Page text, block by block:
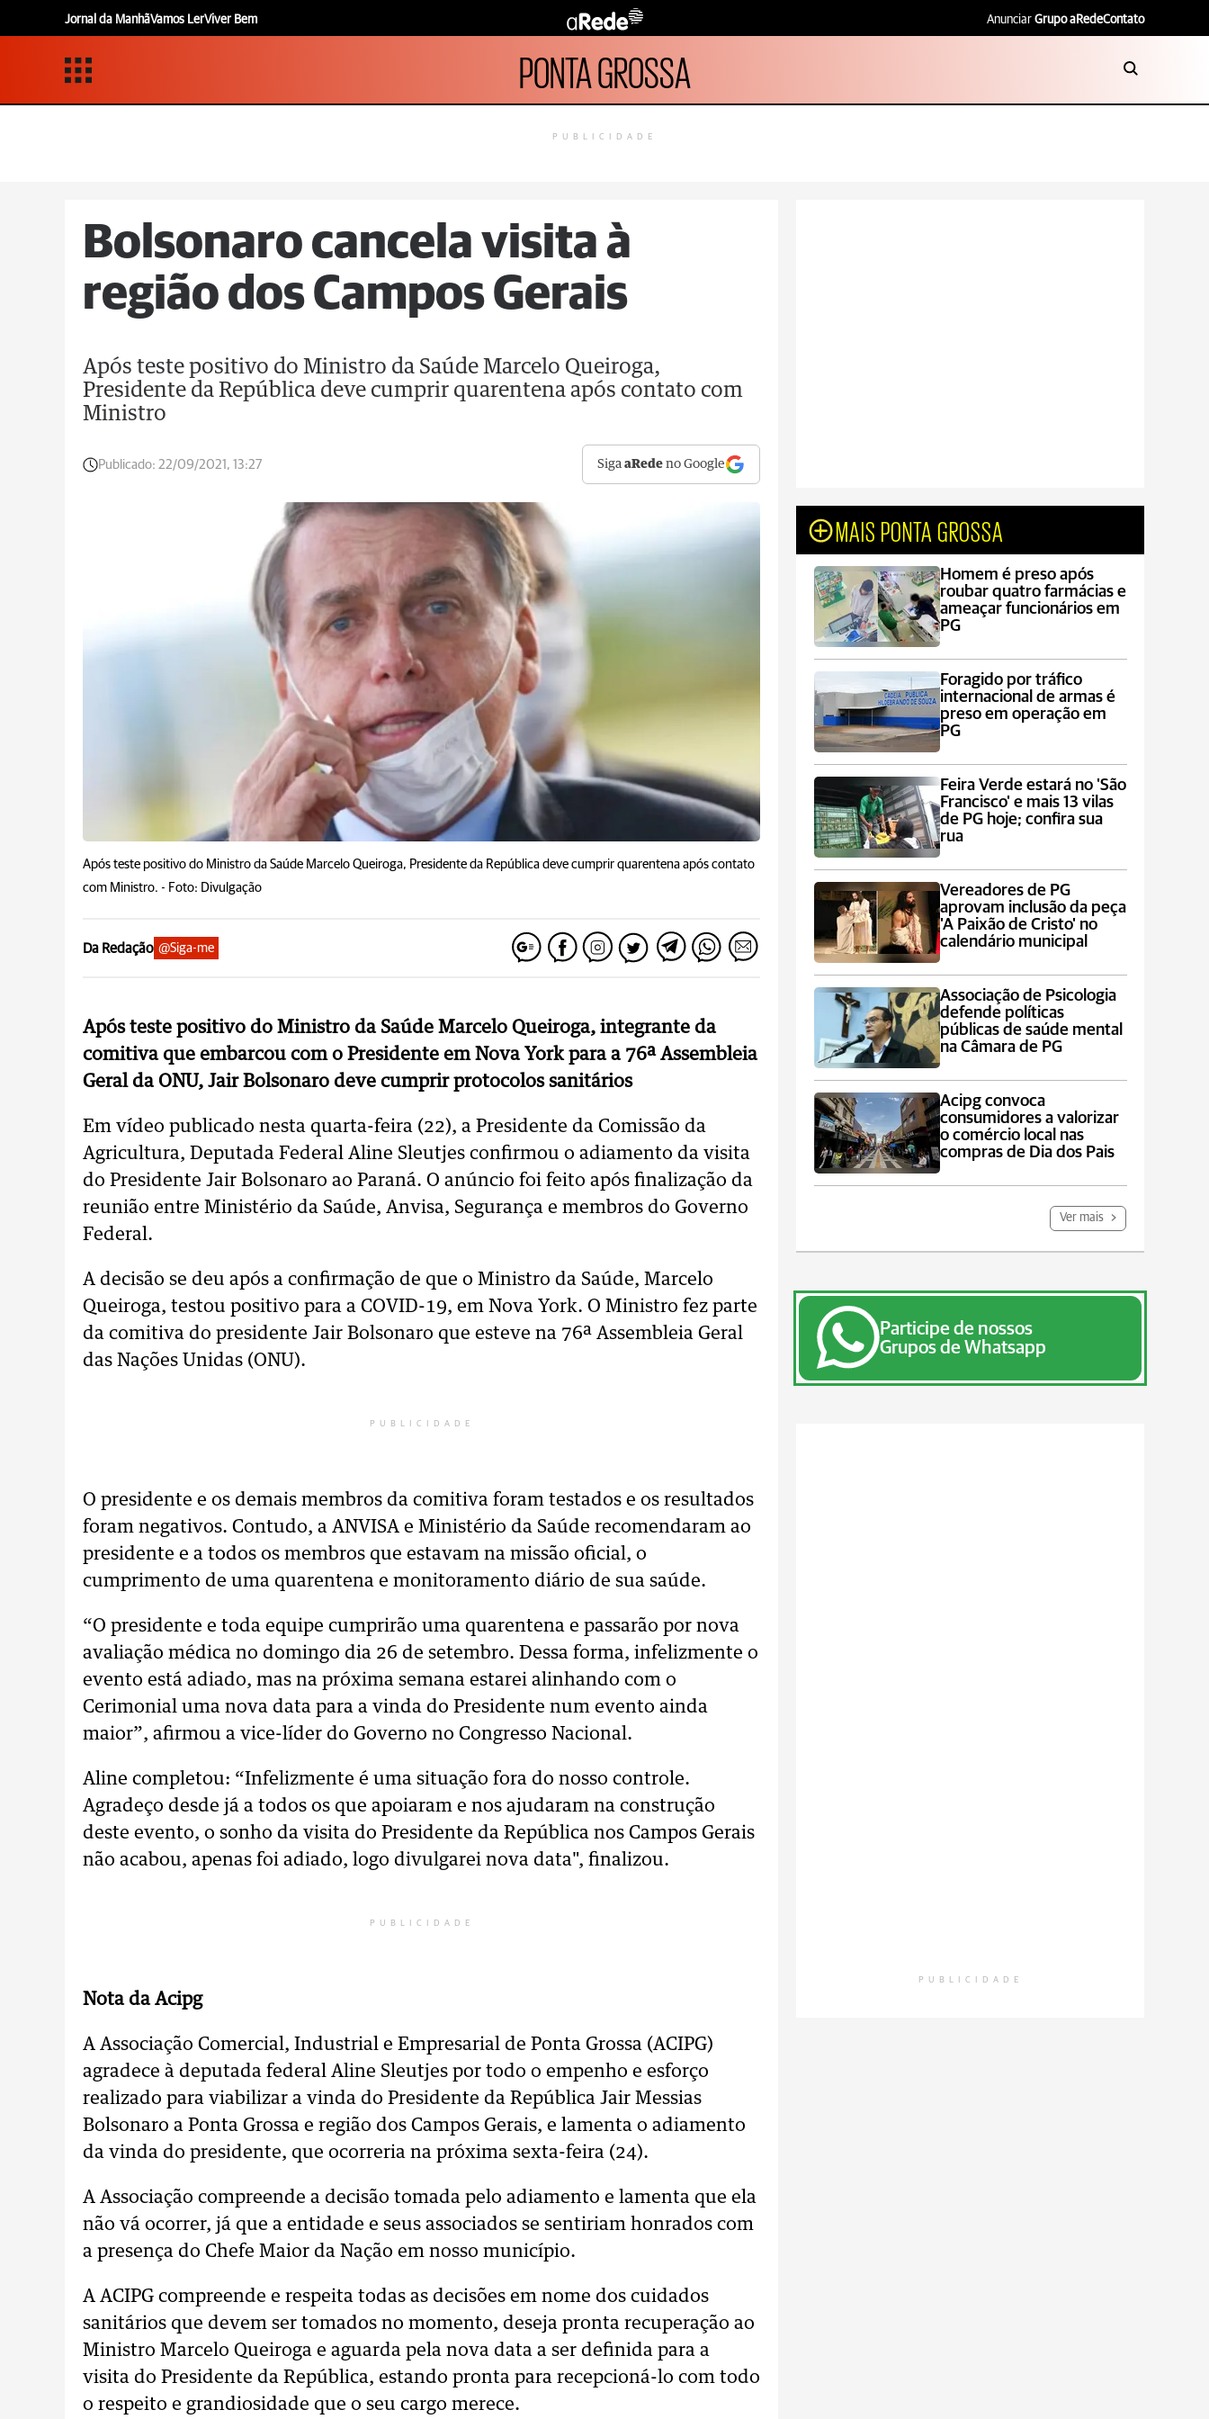
Jornal da ManhãVamos LerViver Bem Anunciar Grupo aRedeContato
PONTA GROSSA
PUBLICIDADE
Bolsonaro cancela visita à
região dos Campos Gerais
Após teste positivo do Ministro da Saúde Marcelo Queiroga,
Presidente da República deve cumprir quarentena após contato com
Ministro
Publicado: 22/09/2021, 13:27 SigaaRede no Google
Após teste positivo do Ministro da Saúde Marcelo Queiroga, Presidente da República deve cumprir quarentena após contato
com Ministro. - Foto: Divulgação
Da Redação @Siga-me
Após teste positivo do Ministro da Saúde Marcelo Queiroga, integrante da
comitiva que embarcou com o Presidente em Nova York para a 76ª Assembleia
Geral da ONU, Jair Bolsonaro deve cumprir protocolos sanitários
Em vídeo publicado nesta quarta-feira (22), a Presidente da Comissão da
Agricultura, Deputada Federal Aline Sleutjes confirmou o adiamento da visita
do Presidente Jair Bolsonaro ao Paraná. O anúncio foi feito após finalização da
reunião entre Ministério da Saúde, Anvisa, Segurança e membros do Governo
Federal.
A decisão se deu após a confirmação de que o Ministro da Saúde, Marcelo
Queiroga, testou positivo para a COVID-19, em Nova York. O Ministro fez parte
da comitiva do presidente Jair Bolsonaro que esteve na 76ª Assembleia Geral
das Nações Unidas (ONU).
PUBLICIDADE
O presidente e os demais membros da comitiva foram testados e os resultados
foram negativos. Contudo, a ANVISA e Ministério da Saúde recomendaram ao
presidente e a todos os membros que estavam na missão oficial, o
cumprimento de uma quarentena e monitoramento diário de sua saúde.
“O presidente e toda equipe cumprirão uma quarentena e passarão por nova
avaliação médica no domingo dia 26 de setembro. Dessa forma, infelizmente o
evento está adiado, mas na próxima semana estarei alinhando com o
Cerimonial uma nova data para a vinda do Presidente num evento ainda
maior”, afirmou a vice-líder do Governo no Congresso Nacional.
Aline completou: “Infelizmente é uma situação fora do nosso controle.
Agradeço desde já a todos os que apoiaram e nos ajudaram na construção
deste evento, o sonho da visita do Presidente da República nos Campos Gerais
não acabou, apenas foi adiado, logo divulgarei nova data", finalizou.
PUBLICIDADE
Nota da Acipg
A Associação Comercial, Industrial e Empresarial de Ponta Grossa (ACIPG)
agradece à deputada federal Aline Sleutjes por todo o empenho e esforço
realizado para viabilizar a vinda do Presidente da República Jair Messias
Bolsonaro a Ponta Grossa e região dos Campos Gerais, e lamenta o adiamento
da vinda do presidente, que ocorreria na próxima sexta-feira (24).
A Associação compreende a decisão tomada pelo adiamento e lamenta que ela
não vá ocorrer, já que a entidade e seus associados se sentiriam honrados com
a presença do Chefe Maior da Nação em nosso município.
A ACIPG compreende e respeita todas as decisões em nome dos cuidados
sanitários que devem ser tomados no momento, deseja pronta recuperação ao
Ministro Marcelo Queiroga e aguarda pela nova data a ser definida para a
visita do Presidente da República, estando pronta para recepcioná-lo com todo
o respeito e grandiosidade que o seu cargo merece.
MAIS PONTA GROSSA
Homem é preso após
roubar quatro farmácias e
ameaçar funcionários em
PG
Foragido por tráfico
internacional de armas é
preso em operação em
PG
Feira Verde estará no 'São
Francisco' e mais 13 vilas
de PG hoje; confira sua
rua
Vereadores de PG
aprovam inclusão da peça
'A Paixão de Cristo' no
calendário municipal
Associação de Psicologia
defende políticas
públicas de saúde mental
na Câmara de PG
Acipg convoca
consumidores a valorizar
o comércio local nas
compras de Dia dos Pais
Ver mais
Participe de nossos
Grupos de Whatsapp
PUBLICIDADE